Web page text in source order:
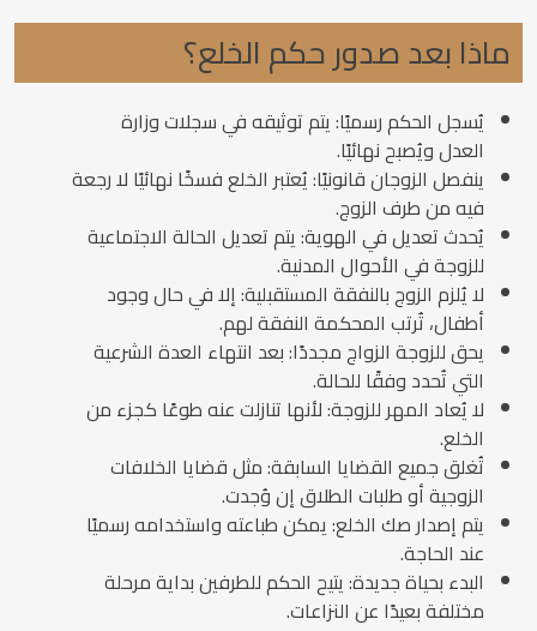
ماذا بعد صدور حكم الخلع؟
يُسجل الحكم رسميًا: يتم توثيقه في سجلات وزارة
العدل ويُصبح نهائيًا.
ينفصل الزوجان قانونيًا: يُعتبر الخلع فسخًا نهائيًا لا رجعة
فيه من طرف الزوج.
يُحدث تعديل في الهوية: يتم تعديل الحالة الاجتماعية
للزوجة في الأحوال المدنية.
لا يُلزم الزوج بالنفقة المستقبلية: إلا في حال وجود
أطفال، تُرتب المحكمة النفقة لهم.
يحق للزوجة الزواج مجددًا: بعد انتهاء العدة الشرعية
التي تُحدد وفقًا للحالة.
لا يُعاد المهر للزوجة: لأنها تنازلت عنه طوعًا كجزء من
الخلع.
تُغلق جميع القضايا السابقة: مثل قضايا الخلافات
الزوجية أو طلبات الطلاق إن وُجدت.
يتم إصدار صك الخلع: يمكن طباعته واستخدامه رسميًا
عند الحاجة.
البدء بحياة جديدة: يتيح الحكم للطرفين بداية مرحلة
مختلفة بعيدًا عن النزاعات.